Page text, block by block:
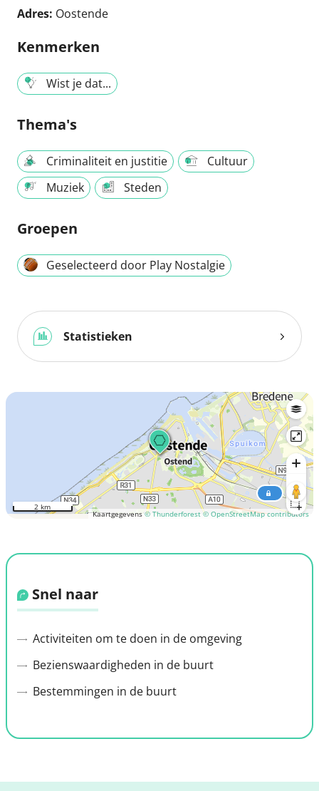
Adres: Oostende
Kenmerken
Wist je dat...
Thema's
Criminaliteit en justitie
Cultuur
Muziek
Steden
Groepen
Geselecteerd door Play Nostalgie
Statistieken
Kaartgegevens © Thunderforest © OpenStreetMap contributors
2 km
Snel naar
Activiteiten om te doen in de omgeving
Bezienswaardigheden in de buurt
Bestemmingen in de buurt